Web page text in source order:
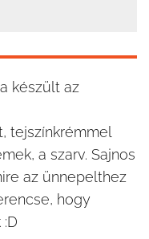
készült az
tejszínkrémmel
a szarv. Sajnos
az ünnepelthez
hogy